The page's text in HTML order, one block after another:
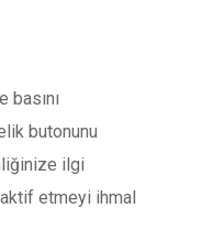
basını
butonunu
ilgi
etmeyi ihmal